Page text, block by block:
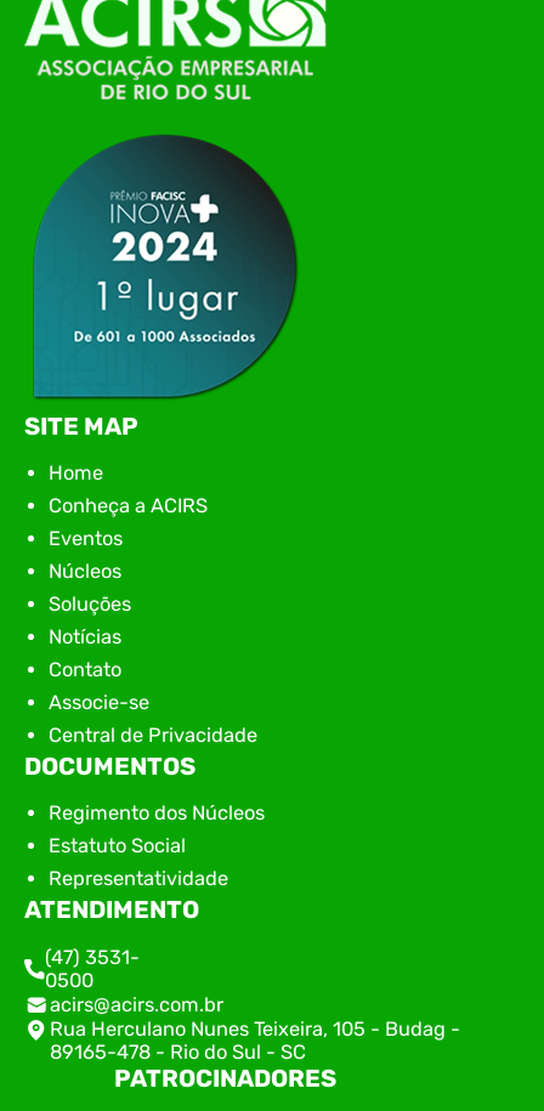
de Tecnologia da Informação do Alto Vale do
Itajaí, realizou, no dia 21 de julho, o evento
Conexão Tech NIAVI, reunindo empresas de
tecnologia da região para uma noite de
apresentação de novas iniciativas para o setor. O
encontro aconteceu em Rio…
SITE MAP
Home
Conheça a ACIRS
Eventos
Núcleos
Soluções
Notícias
Contato
Associe-se
Central de Privacidade
DOCUMENTOS
Regimento dos Núcleos
Estatuto Social
Representatividade
ATENDIMENTO
(47) 3531-
0500
acirs@acirs.com.br
Rua Herculano Nunes Teixeira, 105 - Budag -
89165-478 - Rio do Sul - SC
PATROCINADORES